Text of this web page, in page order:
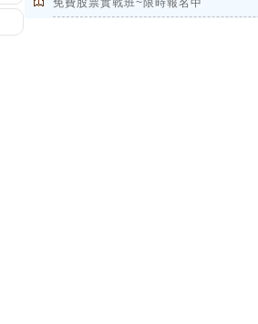
免費股票實戰班~限時報名中